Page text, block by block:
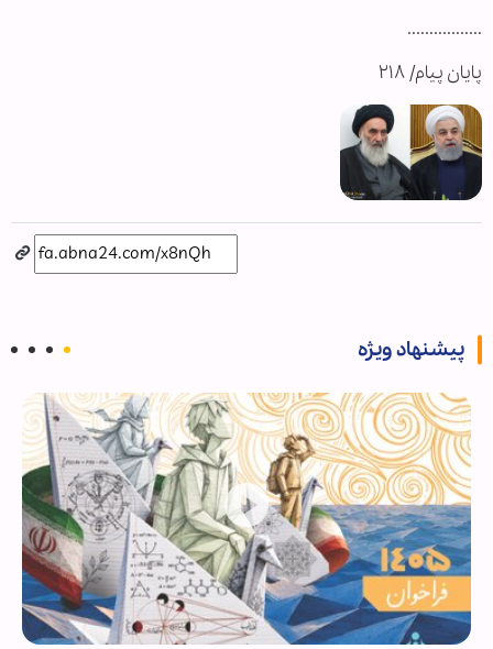
.................
پایان پیام/ ۲۱۸
پیشنهاد ویژه